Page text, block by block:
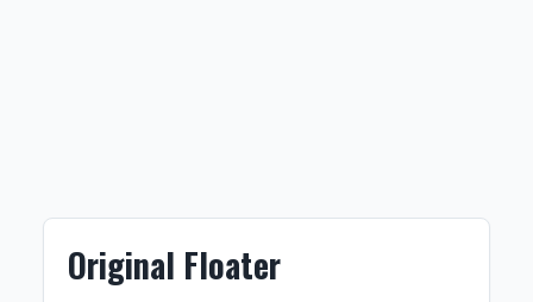
Original Floater